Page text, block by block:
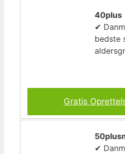
40plus
✔
bedste
Gratis
✔